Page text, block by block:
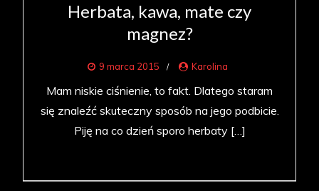
Herbata, kawa, mate czy
magnez?
9 marca 2015 Karolina
Mam niskie ciśnienie, to fakt. Dlatego staram
się znaleźć skuteczny sposób na jego podbicie.
Piję na co dzień sporo herbaty […]